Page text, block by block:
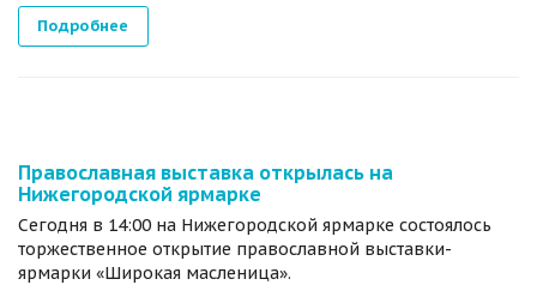
Подробнее
Православная выставка открылась на
Нижегородской ярмарке
Сегодня в 14:00 на Нижегородской ярмарке состоялось
торжественное открытие православной выставки-
ярмарки «Широкая масленица».